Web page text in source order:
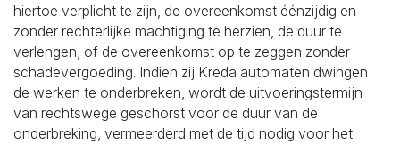
hiertoe verplicht te zijn, de overeenkomst éénzijdig en
zonder rechterlijke machtiging te herzien, de duur te
verlengen, of de overeenkomst op te zeggen zonder
schadevergoeding. Indien zij Kreda automaten dwingen
de werken te onderbreken, wordt de uitvoeringstermijn
van rechtswege geschorst voor de duur van de
onderbreking, vermeerderd met de tijd nodig voor het